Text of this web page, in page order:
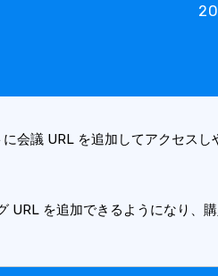
会議 URL を追加してアクセスし
URL を追加できるようになり、